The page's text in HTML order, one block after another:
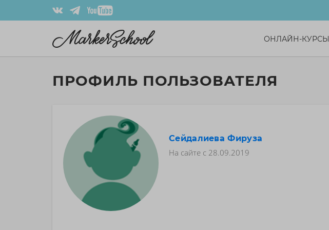
ОНЛАЙН-КУРСЫ
ПРОФИЛЬ ПОЛЬЗОВАТЕЛЯ
Сейдалиева Фируза
На сайте с 28.09.2019